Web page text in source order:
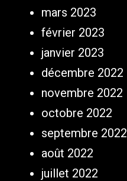
mars 2023
février 2023
janvier 2023
décembre 2022
novembre 2022
octobre 2022
septembre 2022
août 2022
juillet 2022